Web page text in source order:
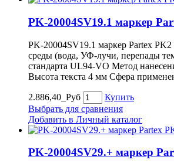
PK-20004SV19.1 маркер
PK-20004SV19.1 маркер Partex
среды (вода, УФ-лучи, перепады
стандарта UL94-VO Метод
Высота текста 4 мм Сфера
2.886,40_Руб
Купить
Выбрать для сравнения
Добавить в Личный каталог
PK-20004SV29.+ маркер